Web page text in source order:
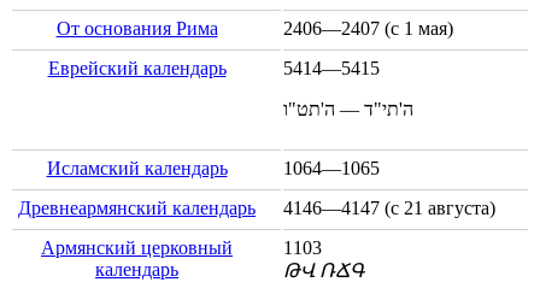
От основания Рима 2406—2407 (с 1 мая)
Еврейский календарь
5414—5415
ה'תי"ד — ה'תט"ו
Исламский календарь
1064—1065
Древнеармянский календарь
4146—4147 (с 21 августа)
Армянский церковный
календарь
1103
ԹՎ ՌՃԳ